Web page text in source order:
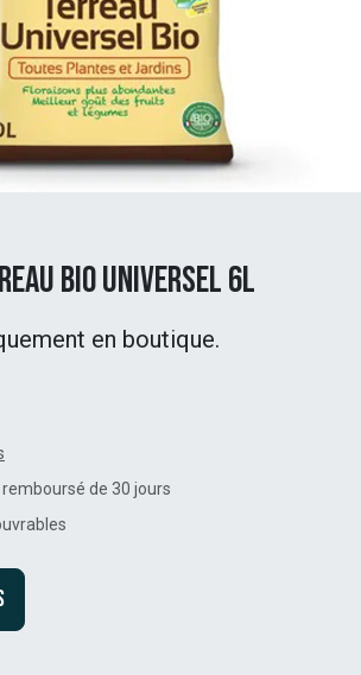
Bio Universel 6L
en boutique.
de 30 jours